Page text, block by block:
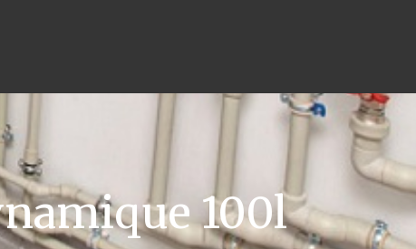
100l